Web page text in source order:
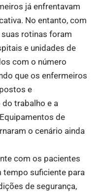
já enfrentavam
No entanto, com
rotinas foram
e unidades de
com o número
que os enfermeiros
e
trabalho e a
de
o cenário ainda
com os pacientes
tempo suficiente para
de segurança,